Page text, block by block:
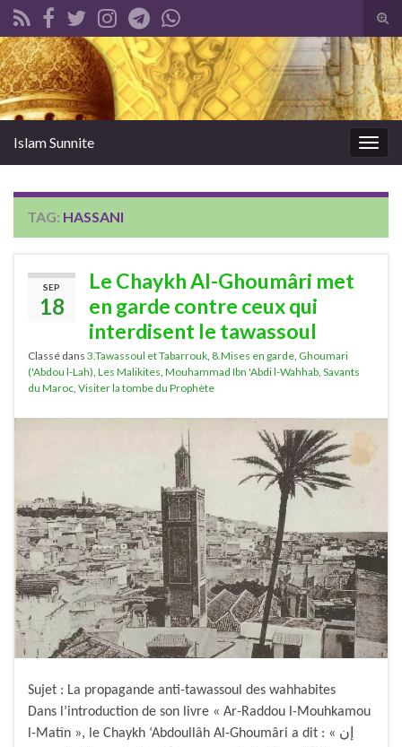
Search for:
Islam Sunnite
TAG: HASSANI
SEP
18
Le Chaykh Al-Ghoumâri met
en garde contre ceux qui
interdisent le tawassoul
Classé dans 3.Tawassoul et Tabarrouk 8.Mises en garde Ghoumari
('Abdou l-Lah) Les Malikites Mouhammad Ibn 'Abdi l-Wahhab Savants
du Maroc Visiter la tombe du Prophète
Sujet : La propagande anti-tawassoul des wahhabites
Dans l’introduction de son livre « Ar-Raddou l-Mouhkamou
l-Matîn », le Chaykh ‘Abdoullâh Al-Ghoumâri a dit : « إن